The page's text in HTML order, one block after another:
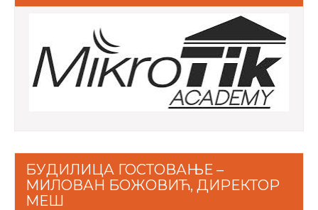
БУДИЛИЦА ГОСТОВАЊЕ –
МИЛОВАН БОЖОВИЋ, ДИРЕКТОР
МЕШ